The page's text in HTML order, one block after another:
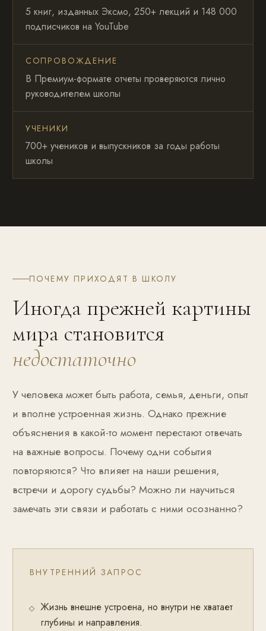
5 книг, изданных Эксмо, 250+ лекций и 148 000
подписчиков на YouTube
СОПРОВОЖДЕНИЕ
В Премиум-формате отчеты проверяются лично
руководителем школы
УЧЕНИКИ
700+ учеников и выпускников за годы работы
школы
ПОЧЕМУ ПРИХОДЯТ В ШКОЛУ
Иногда прежней картины
мира становится
недостаточно
У человека может быть работа, семья, деньги, опыт
и вполне устроенная жизнь. Однако прежние
объяснения в какой-то момент перестают отвечать
на важные вопросы. Почему одни события
повторяются? Что влияет на наши решения,
встречи и дорогу судьбы? Можно ли научиться
замечать эти связи и работать с ними осознанно?
ВНУТРЕННИЙ ЗАПРОС
Жизнь внешне устроена, но внутри не хватает
глубины и направления.